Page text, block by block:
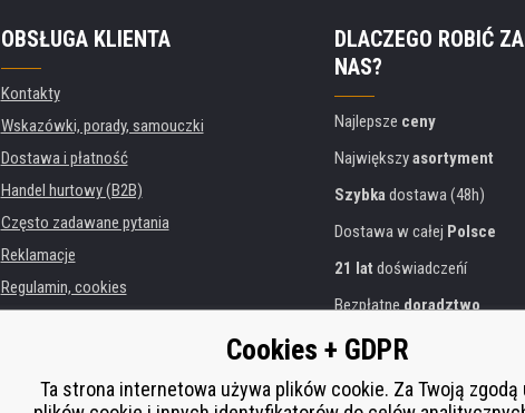
OBSŁUGA KLIENTA
Kontakty
Wskazówki, porady, samouczki
Dostawa i płatność
Handel hurtowy (B2B)
Często zadawane pytania
Reklamacje
Regulamin, cookies
Wynajem drukarek
DLACZEGO ROBIĆ
NAS?
Najlepsze ceny
Największyasortyment
Szybkadostawa (48h)
Dostawa w całej Polsce
21 lat doświadczeńí
Bezpłatnedoradztwo
Przyjazne podejście
Złoty certyfikat
Heureka
Cookies + GDPR
Ta strona internetowa używa plików cookie. Za Twoją zgodą